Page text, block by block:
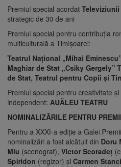
Premiul special acordat Televiziunii
strategic de 30 de ani
Premiul special pentru contribuția
multiculturală a Timișoarei:
Teatrul Național „Mihai
Maghiar de Stat „Csiky Gergely”
de Stat, Teatrul pentru Copii și
Premiul special pentru creativitate
independent: AUĂLEU TEATRU
NOMINALIZĂRILE PENTRU
Pentru a XXXI-a ediție a Galei
nominalizări a fost alcătuit din Doru
Miu (scenograf), Victor Scoradeț
Spiridon (regizor) și Carmen